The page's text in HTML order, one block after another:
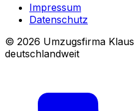
Impressum
Datenschutz
© 2026 Umzugsfirma
deutschlandweit